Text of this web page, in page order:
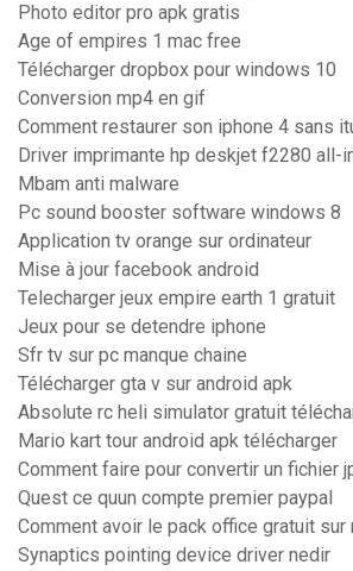
Photo editor pro apk gratis
Age of empires 1 mac free
Télécharger dropbox pour windows 10
Conversion mp4 en gif
Comment restaurer son iphone 4 sans
Driver imprimante hp deskjet f2280 all-
Mbam anti malware
Pc sound booster software windows 8
Application tv orange sur ordinateur
Mise à jour facebook android
Telecharger jeux empire earth 1 gratuit
Jeux pour se detendre iphone
Sfr tv sur pc manque chaine
Télécharger gta v sur android apk
Absolute rc heli simulator gratuit
Mario kart tour android apk télécharger
Comment faire pour convertir un fichier
Quest ce quun compte premier paypal
Comment avoir le pack office gratuit sur
Synaptics pointing device driver nedir